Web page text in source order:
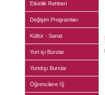
Etkinlik Rehberi
Değişim Programları
Kültür - Sanat
Yurt içi Burslar
Yurtdışı Burslar
Öğrencilere İŞ